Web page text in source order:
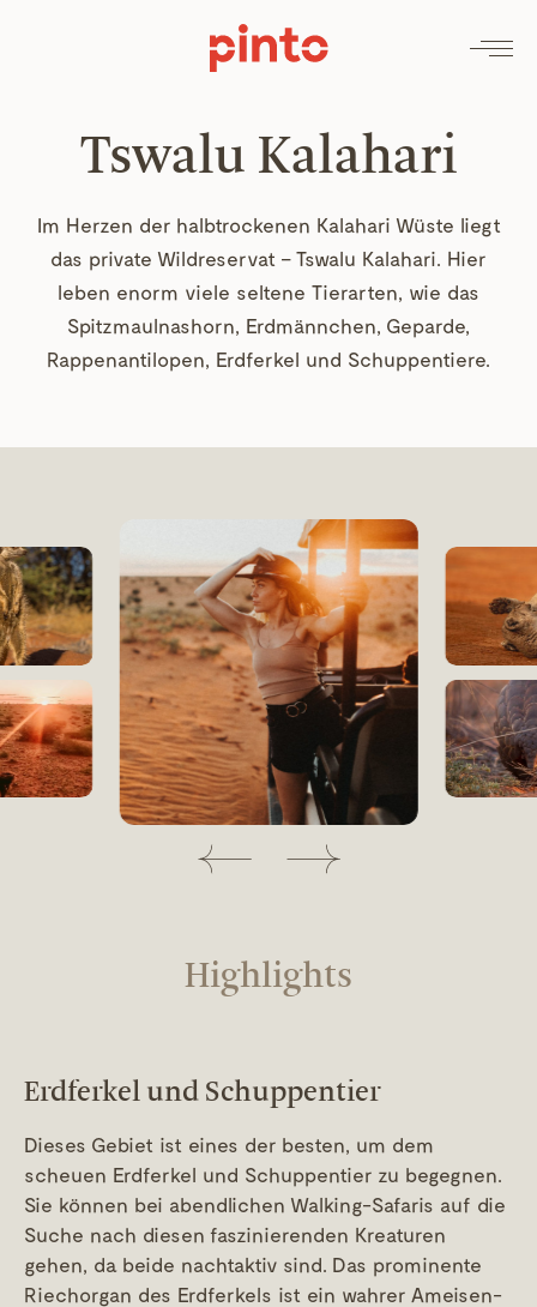
Tswalu Kalahari
Im Herzen der halbtrockenen Kalahari Wüste liegt
das private Wildreservat – Tswalu Kalahari. Hier
leben enorm viele seltene Tierarten, wie das
Spitzmaulnashorn, Erdmännchen, Geparde,
Rappenantilopen, Erdferkel und Schuppentiere.
Highlights
Erdferkel und Schuppentier
Dieses Gebiet ist eines der besten, um dem
scheuen Erdferkel und Schuppentier zu begegnen.
Sie können bei abendlichen Walking-Safaris auf die
Suche nach diesen faszinierenden Kreaturen
gehen, da beide nachtaktiv sind. Das prominente
Riechorgan des Erdferkels ist ein wahrer Ameisen-